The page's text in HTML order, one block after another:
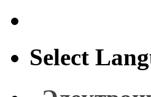
Select